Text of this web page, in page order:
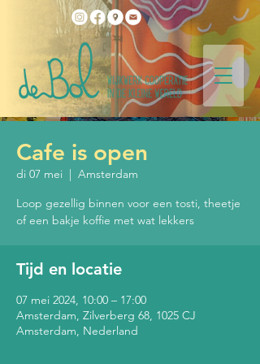
Cafe is open
di 07 mei
  |
Amsterdam
Loop gezellig binnen voor een tosti, theetje
of een bakje koffie met wat lekkers
Tijd en locatie
07 mei 2024, 10:00 – 17:00
Amsterdam, Zilverberg 68, 1025 CJ
Amsterdam, Nederland